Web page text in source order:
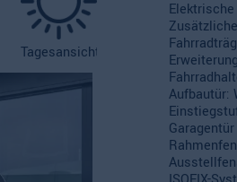
Tagesansicht
Aufbautür: